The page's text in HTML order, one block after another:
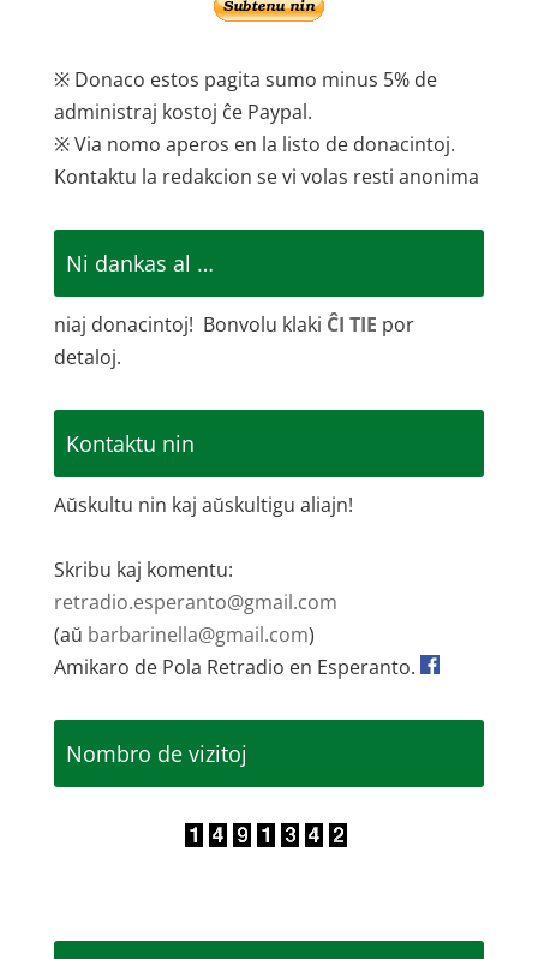
※ Donaco estos pagita sumo minus 5% de
administraj kostoj ĉe Paypal.
※ Via nomo aperos en la listo de donacintoj.
Kontaktu la redakcion se vi volas resti anonima
Ni dankas al …
niaj donacintoj! Bonvolu klaki ĈI TIE por
detaloj.
Kontaktu nin
Aŭskultu nin kaj aŭskultigu aliajn!
Skribu kaj komentu:
retradio.esperanto@gmail.com
(aŭ barbarinella@gmail.com)
Amikaro de Pola Retradio en Esperanto.
Nombro de vizitoj